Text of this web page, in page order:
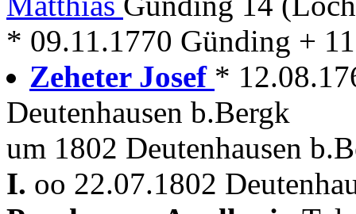
* 09.11.1770 Günding +
Zeheter Josef *
Deutenhausen b.Bergk
um 1802 Deutenhausen
I. oo 22.07.1802